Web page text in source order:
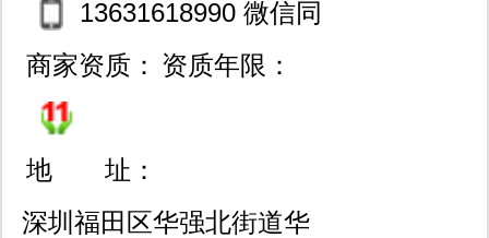
13631618990 微信同
步
商家资质： 资质年限：
地 址：
深圳福田区华强北街道华